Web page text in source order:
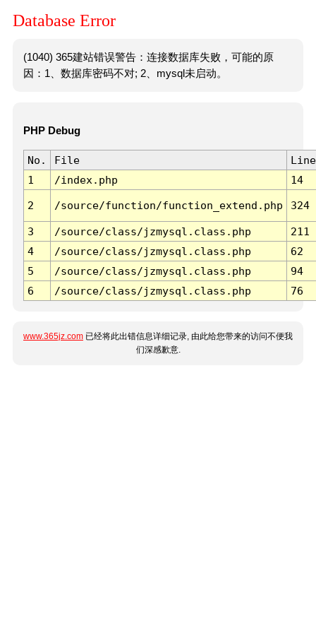
Database Error
(1040) 365建站错误警告：连接数据库失败，可能的原
因：1、数据库密码不对; 2、mysql未启动。
PHP Debug
No. File
Line
1
/index.php 14
2 /source/function/function_extend.php 324
3 /source/class/jzmysql.class.php
211
4
/source/class/jzmysql.class.php
62
5
/source/class/jzmysql.class.php
94
6
/source/class/jzmysql.class.php 76
www.365jz.com 已经将此出错信息详细记录, 由此给您带来的访问不便我
们深感歉意.